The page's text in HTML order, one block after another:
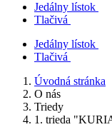
Jedálny lístok
Tlačivá
Jedálny lístok
Tlačivá
Úvodná stránka
O nás
Triedy
1. trieda